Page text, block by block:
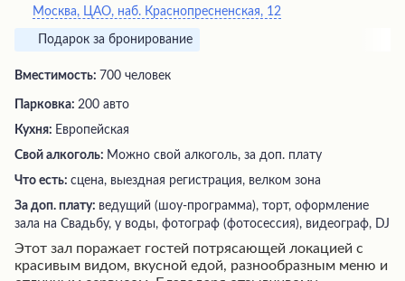
Москва, ЦАО, наб. Краснопресненская, 12
Подарок за бронирование
Вместимость: 700 человек
Парковка: 200 авто
Кухня: Европейская
Свой алкоголь: Можно свой алкоголь, за доп. плату
Что есть: сцена, выездная регистрация, велком зона
За доп. плату: ведущий (шоу-программа), торт, оформление
зала на Свадьбу, у воды, фотограф (фотосессия), видеограф, DJ
Этот зал поражает гостей потрясающей локацией с
красивым видом, вкусной едой, разнообразным меню и